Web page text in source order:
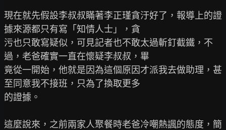
現在就先假設李叔叔瞞著李正瑾貪汙好了，報導上的證
據來源都只有寫「知情人士」，貪
污也只敢寫疑似，可見記者也不敢太過斬釘截鐵，不
過，老爸確實一直在懷疑李叔叔，畢
竟從一開始，他就是因為這個原因才派我去做助理，甚
至同意我不接班，只為了換取更多
的證據。
這麼說來，之前兩家人聚餐時老爸冷嘲熱諷的態度，簡